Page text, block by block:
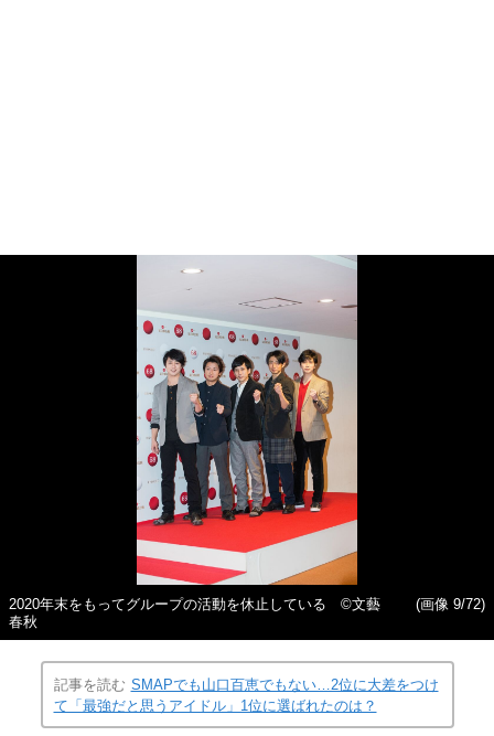
2020年末をもってグループの活動を休止している ©文藝
春秋
(画像 9/72)
記事を読む SMAPでも山口百恵でもない…2位に大差をつけ
て「最強だと思うアイドル」1位に選ばれたのは？